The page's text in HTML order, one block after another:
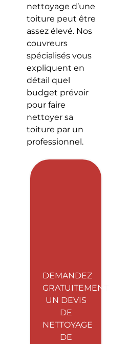
nettoyage d’une
toiture peut être
assez élevé. Nos
couvreurs
spécialisés vous
expliquent en
détail quel
budget prévoir
pour faire
nettoyer sa
toiture par un
professionnel.
DEMANDEZ
GRATUITEMENT
UN DEVIS
DE
NETTOYAGE
DE